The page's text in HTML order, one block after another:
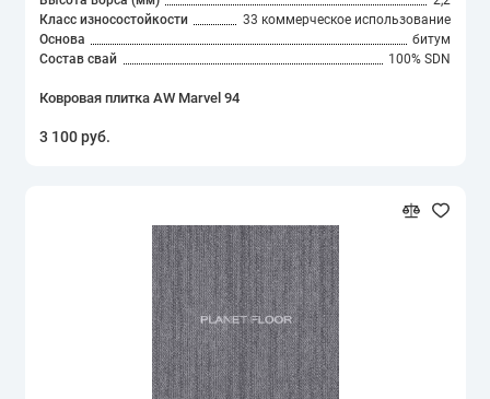
Класс износостойкости
33 коммерческое использование
Основа
битум
Состав свай
100% SDN
Ковровая плитка AW Marvel 94
3 100 руб.